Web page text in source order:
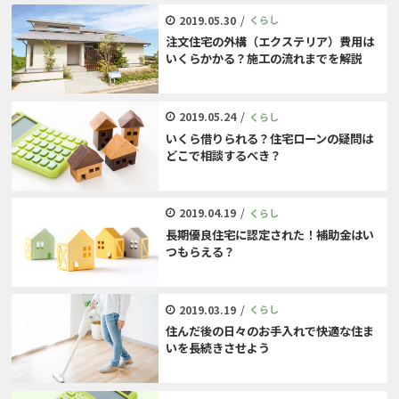
2019.05.30 / くらし
注文住宅の外構（エクステリア）費用は
いくらかかる？施工の流れまでを解説
2019.05.24 / くらし
いくら借りられる？住宅ローンの疑問は
どこで相談するべき？
2019.04.19 / くらし
長期優良住宅に認定された！補助金はい
つもらえる？
2019.03.19 / くらし
住んだ後の日々のお手入れで快適な住ま
いを長続きさせよう